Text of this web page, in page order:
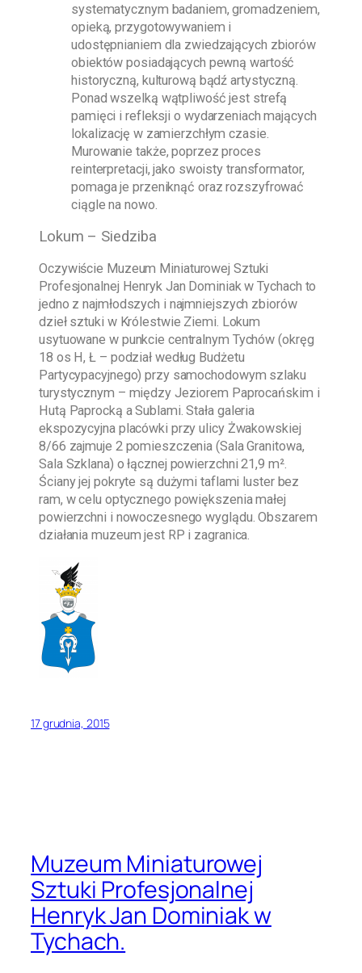
systematycznym badaniem, gromadzeniem,
opieką, przygotowywaniem i
udostępnianiem dla zwiedzających zbiorów
obiektów posiadających pewną wartość
historyczną, kulturową bądź artystyczną.
Ponad wszelką wątpliwość jest strefą
pamięci i refleksji o wydarzeniach mających
lokalizację w zamierzchłym czasie.
Murowanie także, poprzez proces
reinterpretacji, jako swoisty transformator,
pomaga je przeniknąć oraz rozszyfrować
ciągle na nowo.
Lokum – Siedziba
Oczywiście Muzeum Miniaturowej Sztuki
Profesjonalnej Henryk Jan Dominiak w Tychach to
jedno z najmłodszych i najmniejszych zbiorów
dzieł sztuki w Królestwie Ziemi. Lokum
usytuowane w punkcie centralnym Tychów (okręg
18 os H, Ł – podział według Budżetu
Partycypacyjnego) przy samochodowym szlaku
turystycznym – między Jeziorem Paprocańskim i
Hutą Paprocką a Sublami. Stała galeria
ekspozycyjna placówki przy ulicy Żwakowskiej
8/66 zajmuje 2 pomieszczenia (Sala Granitowa,
Sala Szklana) o łącznej powierzchni 21,9 m².
Ściany jej pokryte są dużymi taflami luster bez
ram, w celu optycznego powiększenia małej
powierzchni i nowoczesnego wyglądu. Obszarem
działania muzeum jest RP i zagranica.
17 grudnia, 2015
Muzeum Miniaturowej
Sztuki Profesjonalnej
Henryk Jan Dominiak w
Tychach.